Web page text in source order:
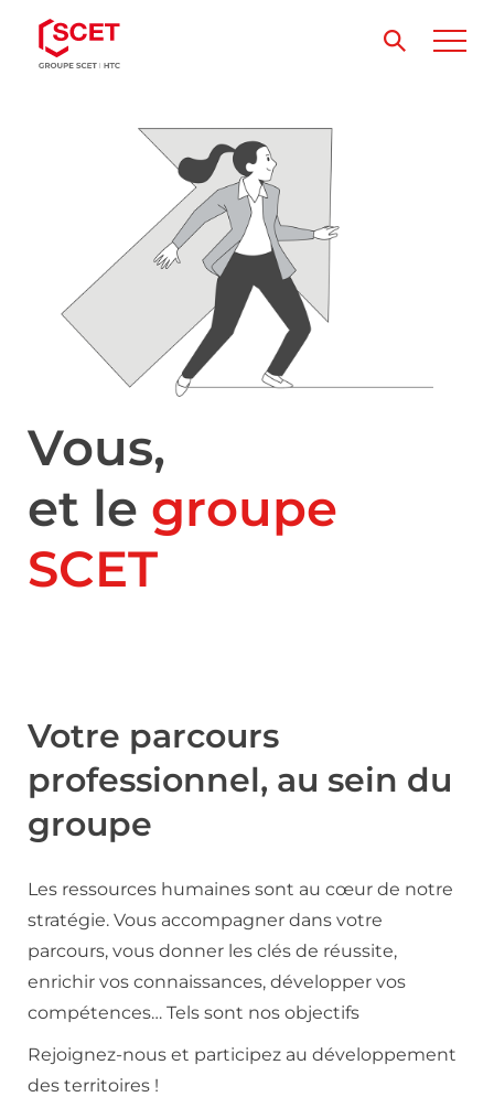
Vous,
et le groupe
SCET
Votre parcours
professionnel, au sein du
groupe
Les ressources humaines sont au cœur de notre
stratégie. Vous accompagner dans votre
parcours, vous donner les clés de réussite,
enrichir vos connaissances, développer vos
compétences… Tels sont nos objectifs
Rejoignez-nous et participez au développement
des territoires !